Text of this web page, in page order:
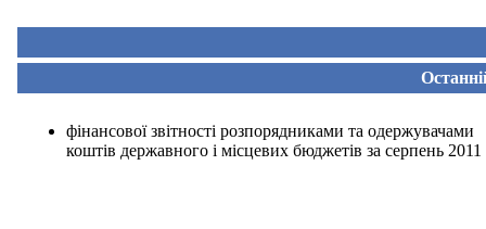
фінансової звітності розпорядниками та одержувачами
коштів державного і місцевих бюджетів за серпень